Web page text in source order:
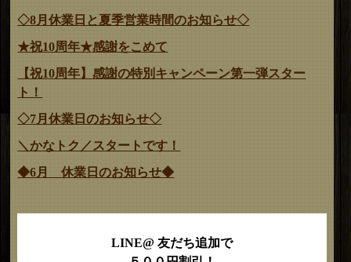
◇8月休業日と夏季営業時間のお知らせ◇
★祝10周年★感謝をこめて
【祝10周年】感謝の特別キャンペーン第一弾スター
ト！
◇7月休業日のお知らせ◇
＼かなトク／スタートです！
◆6月 休業日のお知らせ◆
LINE@ 友だち追加で